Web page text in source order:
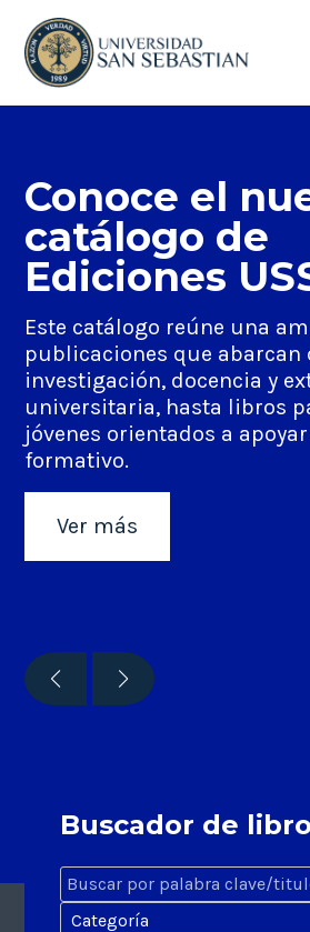
Conoce el
catálogo de
Ediciones
Este catálogo reúne una
publicaciones que abarcan
investigación, docencia y
universitaria, hasta libros
jóvenes orientados a
formativo.
Ver más
Buscador de